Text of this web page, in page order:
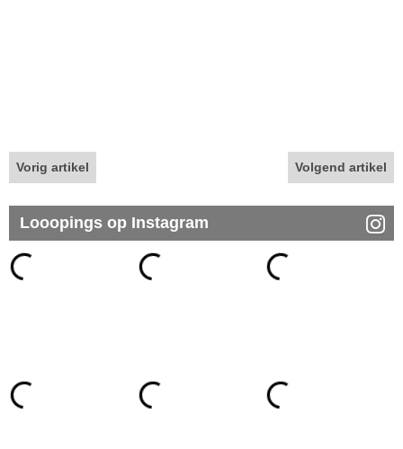
Vorig artikel Volgend artikel
Looopings op Instagram